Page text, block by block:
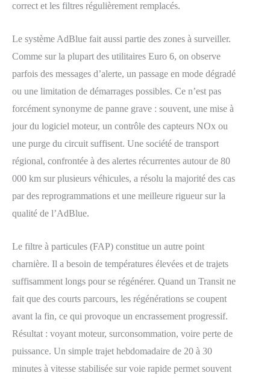
correct et les filtres régulièrement remplacés.
Le système AdBlue fait aussi partie des zones à surveiller.
Comme sur la plupart des utilitaires Euro 6, on observe
parfois des messages d’alerte, un passage en mode dégradé
ou une limitation de démarrages possibles. Ce n’est pas
forcément synonyme de panne grave : souvent, une mise à
jour du logiciel moteur, un contrôle des capteurs NOx ou
une purge du circuit suffisent. Une société de transport
régional, confrontée à des alertes récurrentes autour de 80
000 km sur plusieurs véhicules, a résolu la majorité des cas
par des reprogrammations et une meilleure rigueur sur la
qualité de l’AdBlue.
Le filtre à particules (FAP) constitue un autre point
charnière. Il a besoin de températures élevées et de trajets
suffisamment longs pour se régénérer. Quand un Transit ne
fait que des courts parcours, les régénérations se coupent
avant la fin, ce qui provoque un encrassement progressif.
Résultat : voyant moteur, surconsommation, voire perte de
puissance. Un simple trajet hebdomadaire de 20 à 30
minutes à vitesse stabilisée sur voie rapide permet souvent